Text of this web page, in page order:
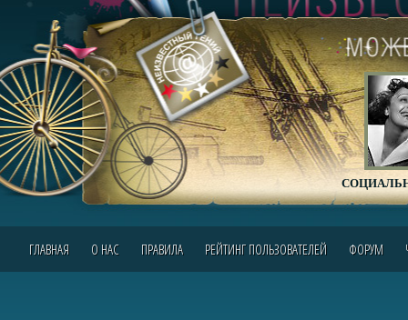
ГЛАВНАЯ О НАС ПРАВИЛА РЕЙТИНГ ПОЛЬЗОВАТЕЛЕЙ ФОРУМ